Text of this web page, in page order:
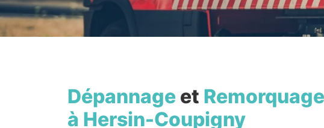
Dépannage et Remorquage
à Hersin-Coupigny